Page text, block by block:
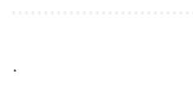
.